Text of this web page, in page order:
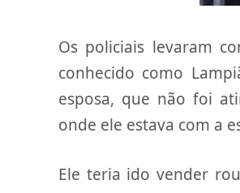
Os policiais levaram
conhecido como
esposa, que não foi
onde ele estava com a
Ele teria ido vender